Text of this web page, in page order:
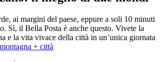
ai margini del paese, eppure a soli 10 minuti
Sì, il Bella Posta è anche questo. Vivete la
e la vita vivace della città in un’unica giornata
+ città